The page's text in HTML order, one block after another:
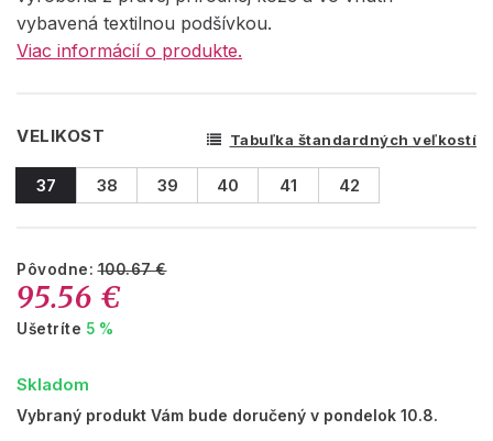
vybavená textilnou podšívkou.
Viac informácií o produkte.
VELIKOST Tabuľka štandardných veľkostí
37 38 39 40 41 42
Pôvodne:100.67 €
95.56 €
Ušetríte 5 %
Skladom
Vybraný produkt Vám bude doručený v pondelok 10.8.